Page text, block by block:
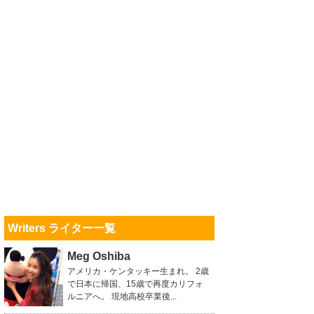
Writers ライター一覧
Meg Oshiba
アメリカ・ケンタッキー生まれ。 2歳
で日本に帰国、15歳で再度カリフォ
ルニアへ。 現地高校卒業後...